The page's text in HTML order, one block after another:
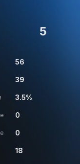
5
56
39
3.5%
0
0
18